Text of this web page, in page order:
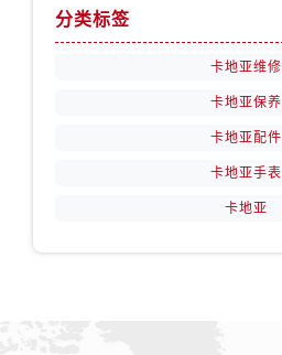
分类标签
卡地亚维修
卡地亚保养
卡地亚配件
卡地亚手表
卡地亚